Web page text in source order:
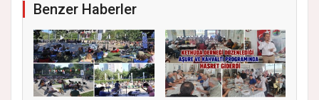
Benzer Haberler